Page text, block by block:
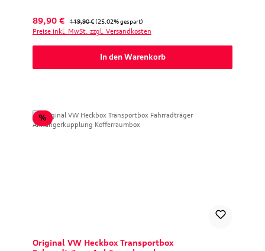
Verkaufspreis:
89,90 € Regulärer Preis:
119,90 € (25.02% gespart)
Preise inkl. MwSt. zzgl. Versandkosten
In den Warenkorb
%Rabatt
Original VW Heckbox Transportbox